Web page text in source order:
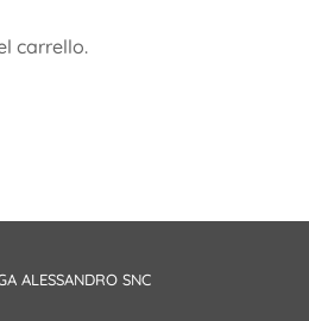
carrello.
ALESSANDRO SNC